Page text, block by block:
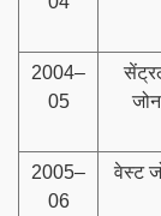
2004–
05
जोन
2005–
06
वेस्ट